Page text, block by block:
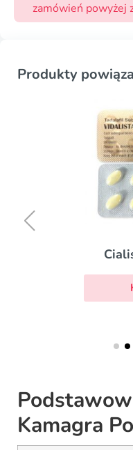
zamówień powyżej
Produkty
Kamagra